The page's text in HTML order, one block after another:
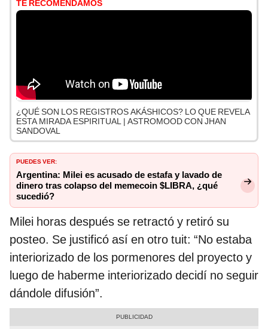
TE RECOMENDAMOS
¿QUÉ SON LOS REGISTROS AKÁSHICOS? LO QUE REVELA
ESTA MIRADA ESPIRITUAL | ASTROMOOD CON JHAN
SANDOVAL
PUEDES VER:
Argentina: Milei es acusado de estafa y lavado de
dinero tras colapso del memecoin $LIBRA, ¿qué
sucedió?
Milei horas después se retractó y retiró su
posteo. Se justificó así en otro tuit: “No estaba
interiorizado de los pormenores del proyecto y
luego de haberme interiorizado decidí no seguir
dándole difusión”.